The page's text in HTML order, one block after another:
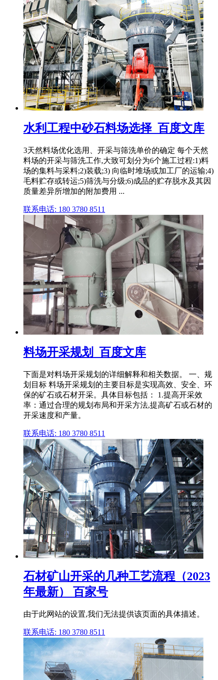
水利工程中砂石料场选择_百度文库
3天然料场优化选用、开采与筛洗单价的确定 每个天然
料场的开采与筛洗工作,大致可划分为6个施工过程:1)料
场的集料与采料;2)装载;3) 向临时堆场或加工厂的运输;4)
毛料贮存或转运;5)筛洗与分级;6)成品的贮存脱水及其因
质量差异所增加的附加费用 ...
联系电话: 180 3780 8511
料场开采规划_百度文库
下面是对料场开采规划的详细解释和相关数据。 一、规
划目标 料场开采规划的主要目标是实现高效、安全、环
保的矿石或石材开采。具体目标包括： 1.提高开采效
率：通过合理的规划布局和开采方法,提高矿石或石材的
开采速度和产量。
联系电话: 180 3780 8511
石材矿山开采的几种工艺流程（2023
年最新） 百家号
由于此网站的设置,我们无法提供该页面的具体描述。
联系电话: 180 3780 8511